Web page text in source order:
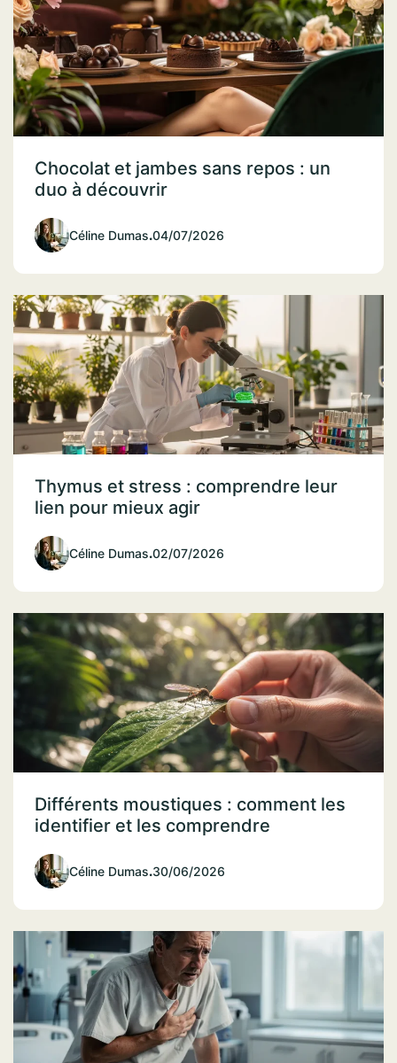
Chocolat et jambes sans repos : un
duo à découvrir
Céline Dumas.04/07/2026
Thymus et stress : comprendre leur
lien pour mieux agir
Céline Dumas.02/07/2026
Différents moustiques : comment les
identifier et les comprendre
Céline Dumas.30/06/2026